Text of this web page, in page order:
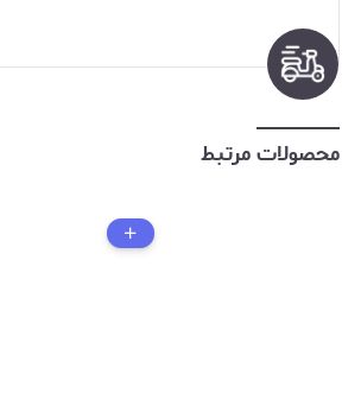
محصولات مرتبط